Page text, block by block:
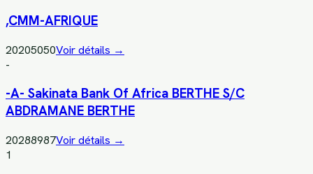
,CMM-AFRIQUE
20205050Voir détails →
-
-A- Sakinata Bank Of Africa BERTHE S/C
ABDRAMANE BERTHE
20288987Voir détails →
1